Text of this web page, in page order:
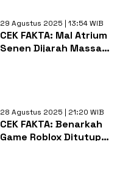
29 Agustus 2025 | 13:54 WIB
CEK FAKTA: Mal Atrium
Senen Dijarah Massa
28 Agustus 2025 | 21:20 WIB
CEK FAKTA: Benarkah
Game Roblox Ditutup